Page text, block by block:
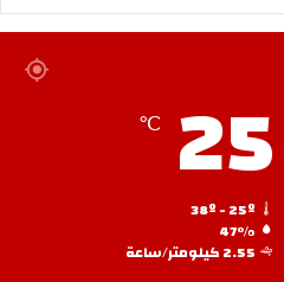
25
℃
47%
2.55 كيلومتر/ساعة